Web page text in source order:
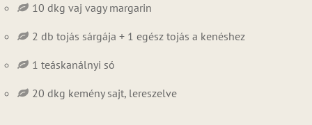
10 dkg vaj vagy margarin
2 db tojás sárgája + 1 egész tojás a kenéshez
1 teáskanálnyi só
20 dkg kemény sajt, lereszelve